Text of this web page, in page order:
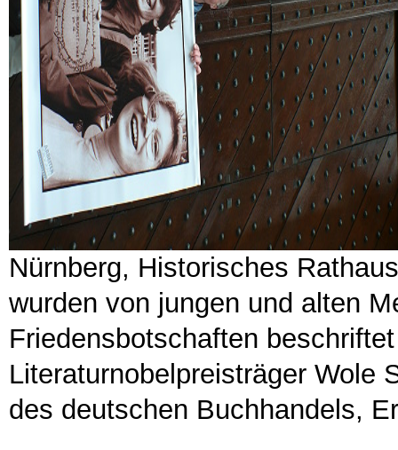
Nürnberg, Historisches
wurden von jungen und alten
Friedensbotschaften
Literaturnobelpreisträger Wole
des deutschen Buchhandels,